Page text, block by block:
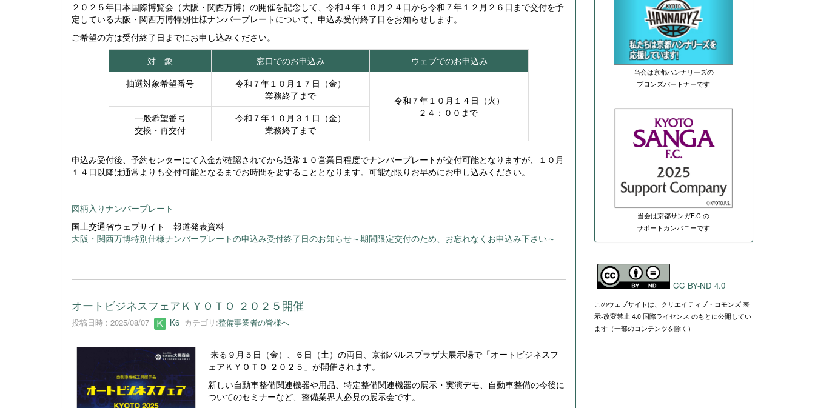
２０２５年日本国際博覧会（大阪・関西万博）の開催を記念して、令和４年１０月２４日から令和７年１２月２６日まで交付を予
定している大阪・関西万博特別仕様ナンバープレートについて、申込み受付終了日をお知らせします。
ご希望の方は受付終了日までにお申し込みください。
対 象
窓口でのお申込み
ウェブでのお申込み
抽選対象希望番号
令和７年１０月１７日（金）
業務終了まで
令和７年１０月１４日（火）
２４：００まで
一般希望番号
交換・再交付
令和７年１０月３１日（金）
業務終了まで
申込み受付後、予約センターにて入金が確認されてから通常１０営業日程度でナンバープレートが交付可能となりますが、１０月
１４日以降は通常よりも交付可能となるまでお時間を要することとなります。可能な限りお早めにお申し込みください。
図柄入りナンバープレート
国土交通省ウェブサイト 報道発表資料
大阪・関西万博特別仕様ナンバープレートの申込み受付終了日のお知らせ～期間限定交付のため、お忘れなくお申込み下さい～
オートビジネスフェアＫＹＯＴＯ ２０２５開催
投稿日時 : 2025/08/07 K6 カテゴリ:整備事業者の皆様へ
来る９月５日（金）、６日（土）の両日、京都パルスプラザ大展示場で「オートビジネスフ
ェアＫＹＯＴＯ ２０２５」が開催されます。
新しい自動車整備関連機器や用品、特定整備関連機器の展示・実演デモ、自動車整備の今後に
ついてのセミナーなど、整備業界人必見の展示会です。
当会は京都ハンナリーズの
ブロンズパートナーです
当会は京都サンガF.C.の
サポートカンパニーです
CC BY-ND 4.0
このウェブサイトは、クリエイティブ・コモンズ 表
示-改変禁止 4.0 国際ライセンス のもとに公開してい
ます（一部のコンテンツを除く）